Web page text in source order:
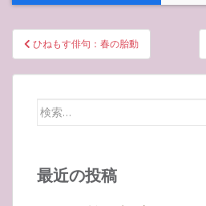
投
稿
ナ
ひねもす俳句：春の胎動
検
最近の投稿